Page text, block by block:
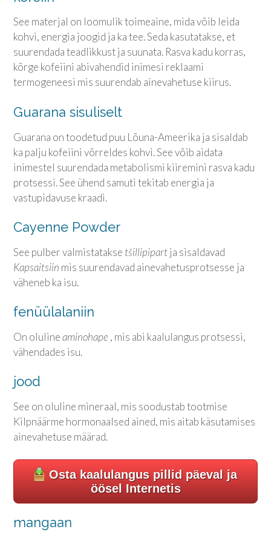
See materjal on loomulik toimeaine, mida võib leida
kohvi, energia joogid ja ka tee. Seda kasutatakse, et
suurendada teadlikkust ja suunata. Rasva kadu korras,
kõrge kofeiini abivahendid inimesi reklaami
termogeneesi mis suurendab ainevahetuse kiirus.
Guarana sisuliselt
Guarana on toodetud puu Lõuna-Ameerika ja sisaldab
ka palju kofeiini võrreldes kohvi. See võib aidata
inimestel suurendada metabolismi kiiremini rasva kadu
protsessi. See ühend samuti tekitab energia ja
vastupidavuse kraadi.
Cayenne Powder
See pulber valmistatakse tšillipipartja sisaldavad
Kapsaitsiin mis suurendavad ainevahetusprotsesse ja
väheneb ka isu.
fenüülalaniin
On olulineaminohape , mis abi kaalulangus protsessi,
vähendades isu.
jood
See on oluline mineraal, mis soodustab tootmise
Kilpnäärme hormonaalsed ained, mis aitab käsutamises
ainevahetuse määrad.
Osta kaalulangus pillid päeval ja
öösel Internetis
mangaan